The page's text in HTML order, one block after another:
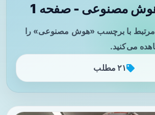
مصنوعی - صفحه 1
مرتبط با برچسب «هوش مصنوعی» را
می‌کنید.
۲۱ مطلب